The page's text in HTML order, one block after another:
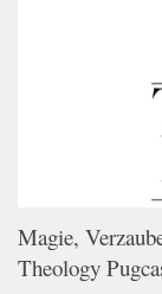
Magie,
Theology